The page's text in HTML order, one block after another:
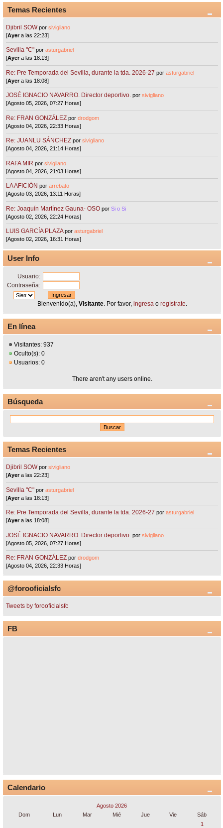
Temas Recientes
Djibril SOW porsivigliano
[Ayera las 22:23]
Sevilla "C"porasturgabriel
[Ayera las 18:13]
Re: Pre Temporada del Sevilla, durante la tda. 2026-27 porasturgabriel
[Ayera las 18:08]
JOSÉ IGNACIO NAVARRO. Director deportivo. porsivigliano
[Agosto 05, 2026, 07:27 Horas]
Re: FRAN GONZÁLEZ pordrodgom
[Agosto 04, 2026, 22:33 Horas]
Re: JUANLU SÁNCHEZ porsivigliano
[Agosto 04, 2026, 21:14 Horas]
RAFA MIR porsivigliano
[Agosto 04, 2026, 21:03 Horas]
LA AFICIÓN porarrebato
[Agosto 03, 2026, 13:11 Horas]
Re: Joaquín Martínez Gauna- OSO porSi o Si
[Agosto 02, 2026, 22:24 Horas]
LUIS GARCÍA PLAZA porasturgabriel
[Agosto 02, 2026, 16:31 Horas]
User Info
Usuario:
Contraseña:
Bienvenido(a), Visitante. Por favor, ingresao regístrate.
En línea
Visitantes: 937
Oculto(s): 0
Usuarios: 0
There aren't any users online.
Búsqueda
Temas Recientes
Djibril SOW porsivigliano
[Ayera las 22:23]
Sevilla "C"porasturgabriel
[Ayera las 18:13]
Re: Pre Temporada del Sevilla, durante la tda. 2026-27 porasturgabriel
[Ayera las 18:08]
JOSÉ IGNACIO NAVARRO. Director deportivo. porsivigliano
[Agosto 05, 2026, 07:27 Horas]
Re: FRAN GONZÁLEZ pordrodgom
[Agosto 04, 2026, 22:33 Horas]
@forooficialsfc
Tweets by forooficialsfc
FB
Calendario
Agosto 2026
Dom
Lun Mar Mié Jue Vie
Sáb
1